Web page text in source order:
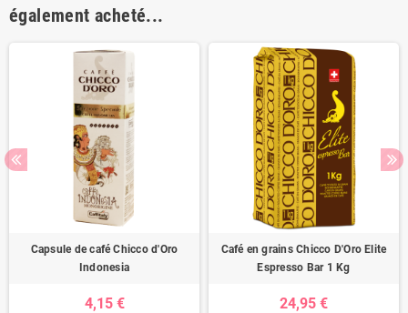
également acheté...
Capsule de café Chicco d'Oro
Indonesia
4,15 €
Café en grains Chicco D'Oro Elite
Espresso Bar 1 Kg
24,95 €